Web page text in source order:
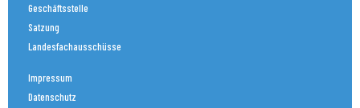
Geschäftsstelle
Satzung
Landesfachausschüsse
Impressum
Datenschutz